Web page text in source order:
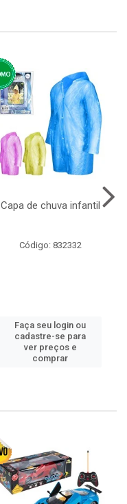
Capa de chuva infantil
Código: 832332
Faça seu login ou
cadastre-se para
ver preços e
comprar